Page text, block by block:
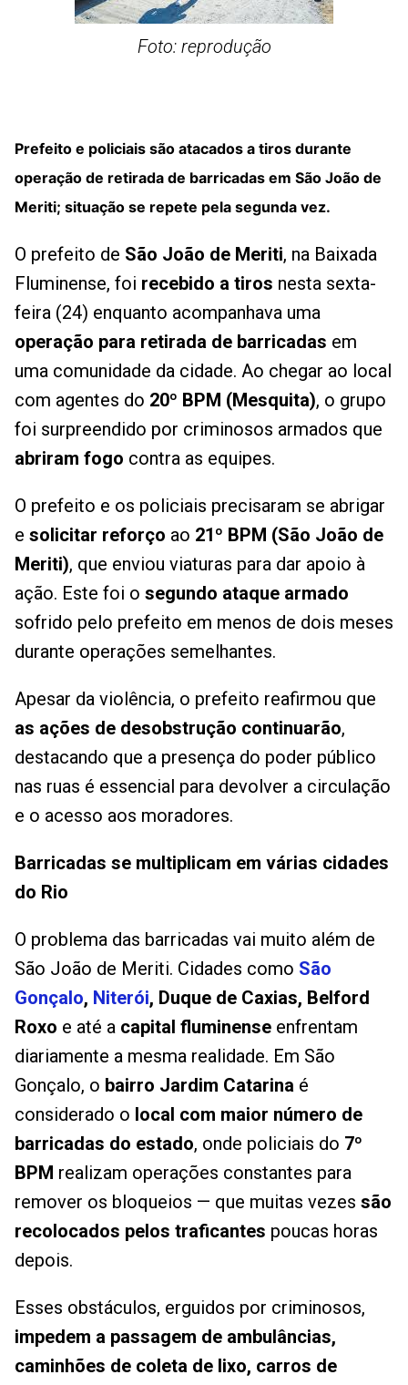
Foto: reprodução
Prefeito e policiais são atacados a tiros durante
operação de retirada de barricadas em São João de
Meriti; situação se repete pela segunda vez.
O prefeito de São João de Meriti, na Baixada
Fluminense, foi recebido a tiros nesta sexta-
feira (24) enquanto acompanhava uma
operação para retirada de barricadas em
uma comunidade da cidade. Ao chegar ao local
com agentes do 20º BPM (Mesquita), o grupo
foi surpreendido por criminosos armados que
abriram fogo contra as equipes.
O prefeito e os policiais precisaram se abrigar
e solicitar reforço ao 21º BPM (São João de
Meriti), que enviou viaturas para dar apoio à
ação. Este foi o segundo ataque armado
sofrido pelo prefeito em menos de dois meses
durante operações semelhantes.
Apesar da violência, o prefeito reafirmou que
as ações de desobstrução continuarão,
destacando que a presença do poder público
nas ruas é essencial para devolver a circulação
e o acesso aos moradores.
Barricadas se multiplicam em várias cidades
do Rio
O problema das barricadas vai muito além de
São João de Meriti. Cidades como São
Gonçalo, Niterói, Duque de Caxias, Belford
Roxo e até a capital fluminense enfrentam
diariamente a mesma realidade. Em São
Gonçalo, o bairro Jardim Catarina é
considerado o local com maior número de
barricadas do estado, onde policiais do 7º
BPM realizam operações constantes para
remover os bloqueios — que muitas vezes são
recolocados pelos traficantes poucas horas
depois.
Esses obstáculos, erguidos por criminosos,
impedem a passagem de ambulâncias,
caminhões de coleta de lixo, carros de